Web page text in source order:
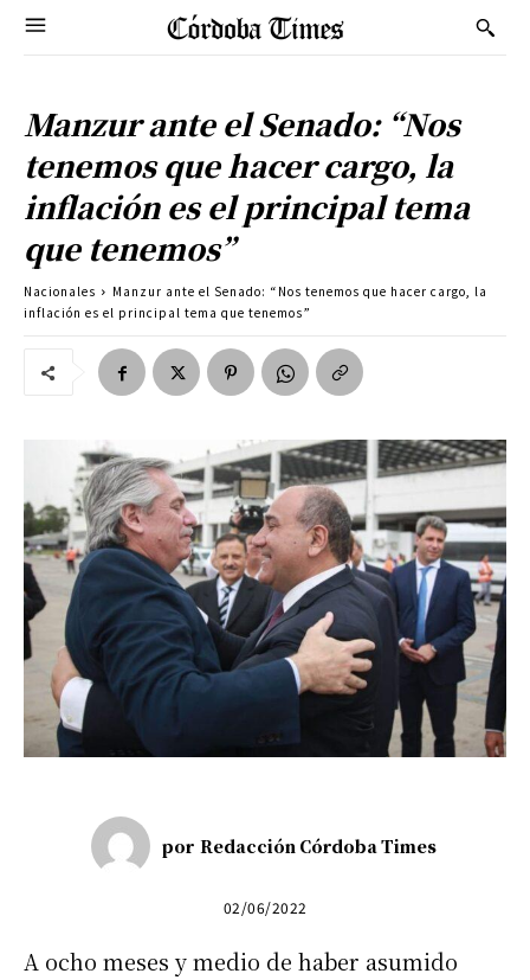
Manzur ante el Senado: “Nos
tenemos que hacer cargo, la
inflación es el principal tema
que tenemos”
Nacionales
Manzur ante el Senado: “Nos tenemos que hacer cargo, la
inflación es el principal tema que tenemos”
por Redacción Córdoba Times
02/06/2022
A ocho meses y medio de haber asumido